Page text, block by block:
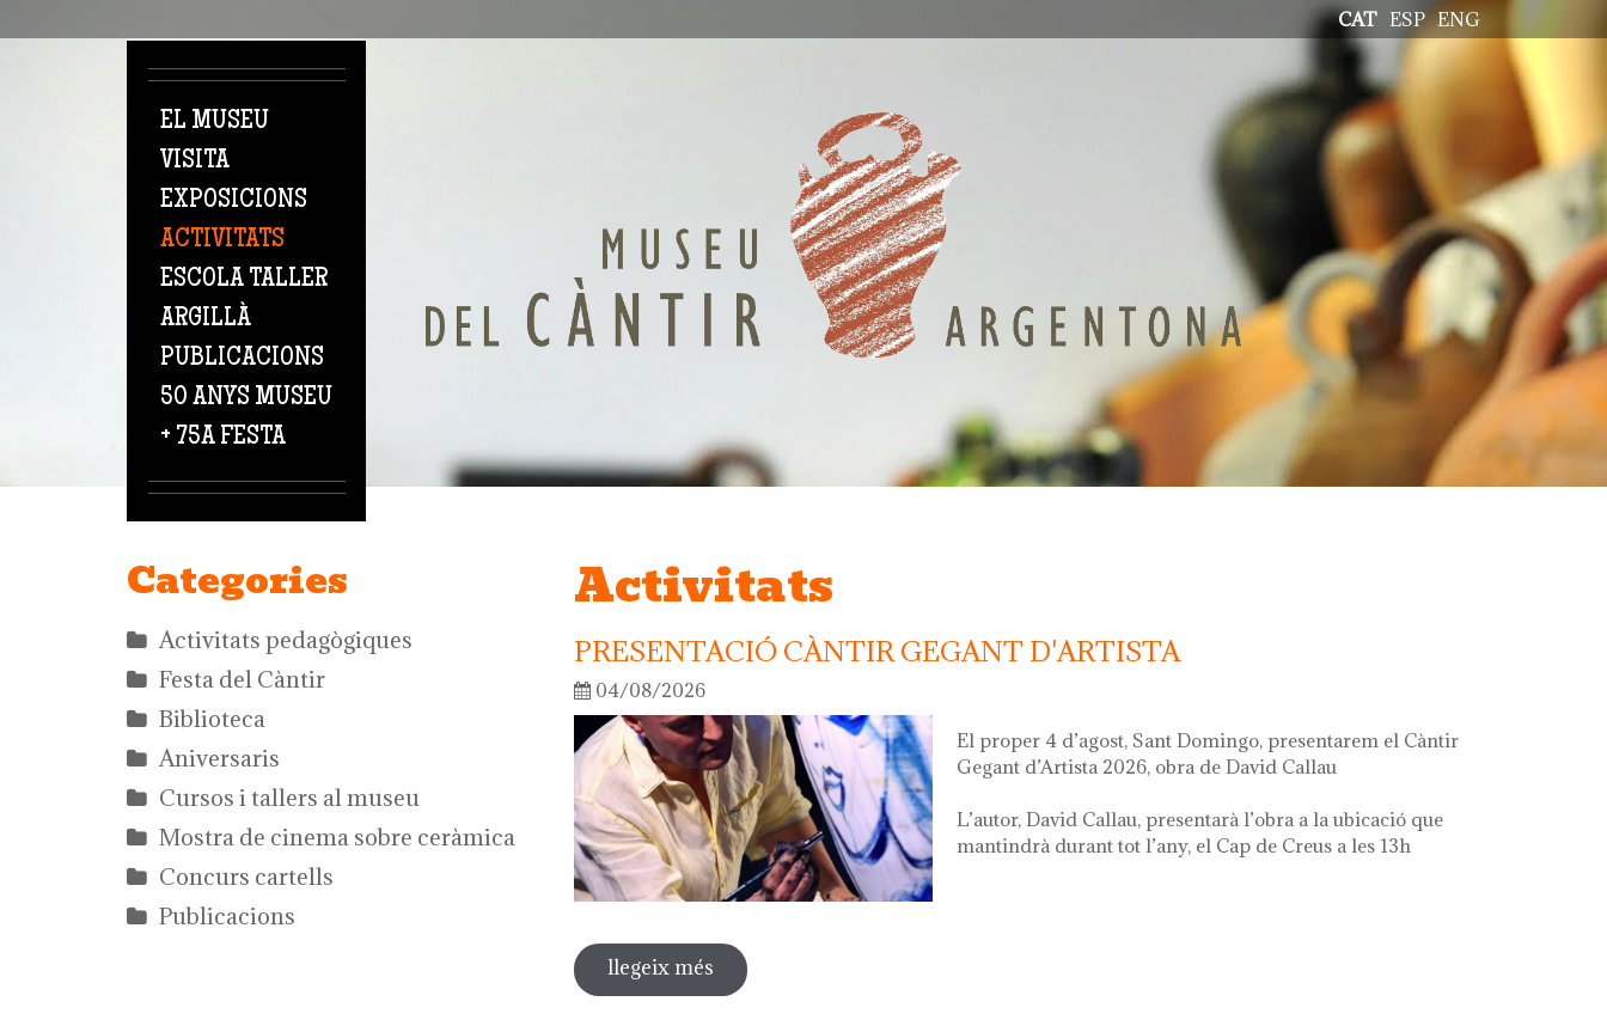
ENG
ESP
CAT
EL MUSEU
VISITA
EXPOSICIONS
ACTIVITATS
ESCOLA TALLER
ARGILLÀ
PUBLICACIONS
50 ANYS MUSEU
+ 75A FESTA
Categories
Activitats pedagògiques
Festa del Càntir
Biblioteca
Aniversaris
Cursos i tallers al museu
Mostra de cinema sobre ceràmica
Concurs cartells
Publicacions
Activitats
PRESENTACIÓ CÀNTIR GEGANT D'ARTISTA
04/08/2026
El proper 4 d’agost, Sant Domingo, presentarem el Càntir
Gegant d’Artista 2026, obra de David Callau
L’autor, David Callau, presentarà l’obra a la ubicació que
mantindrà durant tot l’any, el Cap de Creus a les 13h
llegeix més sobre presentació càntir gegant d'artista